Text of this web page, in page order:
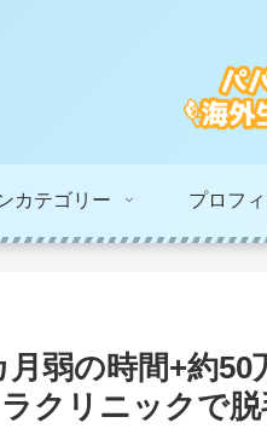
カテゴリー プロフ
月弱の時間+約
クリニックで脱